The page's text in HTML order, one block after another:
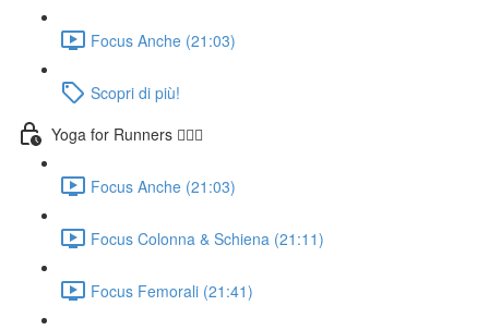
Focus Anche (21:03)
Scopri di più!
Yoga for Runners 🏃🏼‍♀️
Focus Anche (21:03)
Focus Colonna & Schiena (21:11)
Focus Femorali (21:41)